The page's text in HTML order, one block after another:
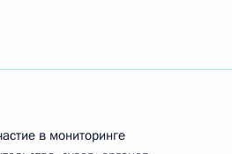
в мониторинге